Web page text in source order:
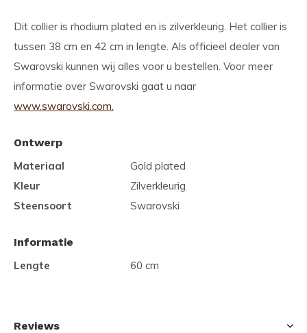
Dit collier is rhodium plated en is zilverkleurig. Het collier is
tussen 38 cm en 42 cm in lengte. Als officieel dealer van
Swarovski kunnen wij alles voor u bestellen. Voor meer
informatie over Swarovski gaat u naar
www.swarovski.com.
Ontwerp
Materiaal
Gold plated
Kleur
Zilverkleurig
Steensoort
Swarovski
Informatie
Lengte
60 cm
Reviews